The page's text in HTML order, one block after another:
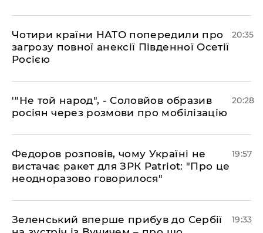
​Чотири країни НАТО попередили про
загрозу повної анексії Південної Осетії
Росією
20:35
​'"Не той народ", - Соловйов образив
росіян через розмови про мобілізацію
20:28
​Федоров розповів, чому Україні не
вистачає ракет для ЗРК Patriot: "Про це
неодноразово говорилося"
19:57
​Зеленський вперше прибув до Сербії
19:33